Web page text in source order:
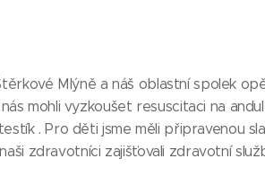
Mlýně a náš oblastní spolek
mohli vyzkoušet resuscitaci na
. Pro děti jsme měli připravenou
zdravotníci zajišťovali zdravotní